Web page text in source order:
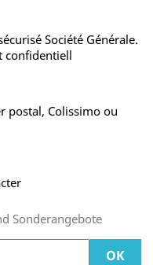
Société Générale.
confidentiell
postal, Colissimo ou
Sonderangebote